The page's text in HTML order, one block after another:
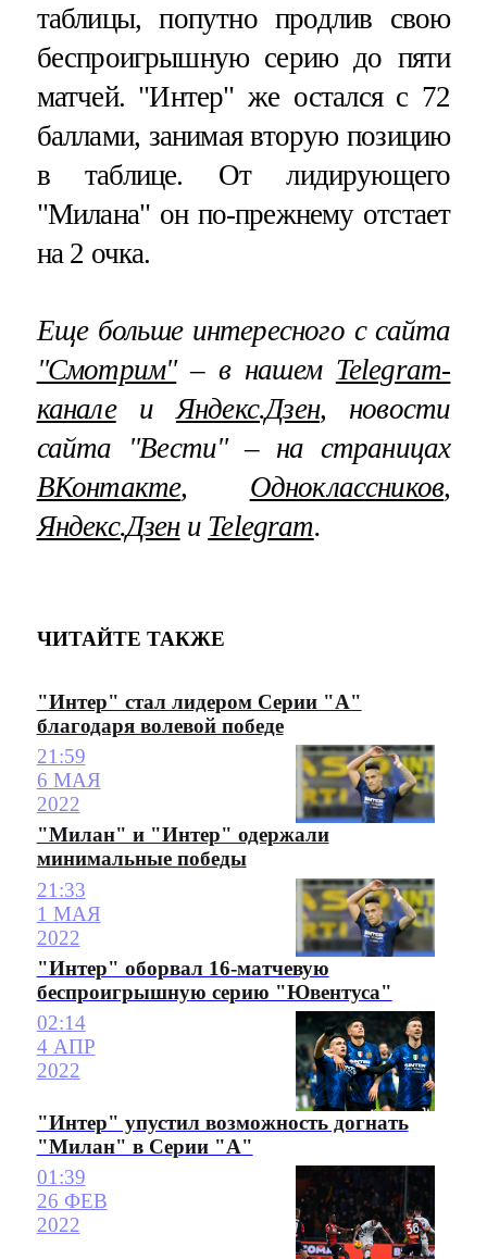
таблицы, попутно продлив свою
беспроигрышную серию до пяти
матчей. "Интер" же остался с 72
баллами, занимая вторую позицию
в таблице. От лидирующего
"Милана" он по-прежнему отстает
на 2 очка.
Еще больше интересного с сайта
"Смотрим"– в нашем Telegram-
каналеи Яндекс.Дзен, новости
сайта "Вести" – на страницах
ВКонтакте, Одноклассников,
Яндекс.Дзени Telegram.
ЧИТАЙТЕ ТАКЖЕ
"Интер" стал лидером Серии "А"
благодаря волевой победе
21:59
6 МАЯ
2022
"Милан" и "Интер" одержали
минимальные победы
21:33
1 МАЯ
2022
"Интер" оборвал 16-матчевую
беспроигрышную серию "Ювентуса"
02:14
4 АПР
2022
"Интер" упустил возможность догнать
"Милан" в Серии "А"
01:39
26 ФЕВ
2022